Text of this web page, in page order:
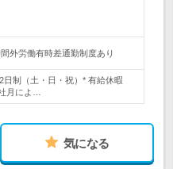
外労働有時差通勤制度あり
日制（土・日・祝）* 有給休暇
月によ…
気になる